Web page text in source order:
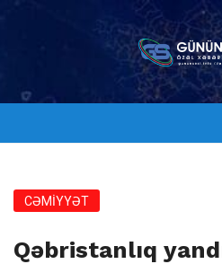
CƏMİYYƏT
Qəbristanlıq